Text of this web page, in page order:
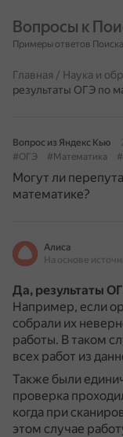
Вопросы к
Примеры ответов
Главная / Наука и
результаты ОГЭ по
Вопрос из Яндекс Кью
#ОГЭ
#Математика
Могут ли
математике?
Алиса
Да, результаты
Например, если
собрали их
работы. В таком
всех работ из
Также были
проверка
когда при
этом случае